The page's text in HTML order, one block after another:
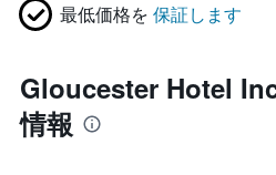
最低価格を 保証します
Gloucester Hotel
情報